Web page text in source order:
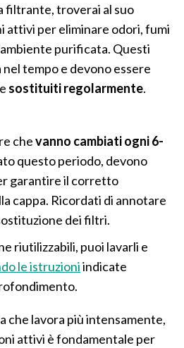
filtrante, troverai al suo
attivi per eliminare odori, fumi
purificata. Questi
tempo e devono essere
e sostituiti regolarmente.
chevanno cambiati ogni 6-
questo periodo, devono
garantire il corretto
cappa. Ricordati di annotare
dei filtri.
riutilizzabili, puoi lavarli e
le istruzioniindicate
che lavora più intensamente,
attivi è fondamentale per